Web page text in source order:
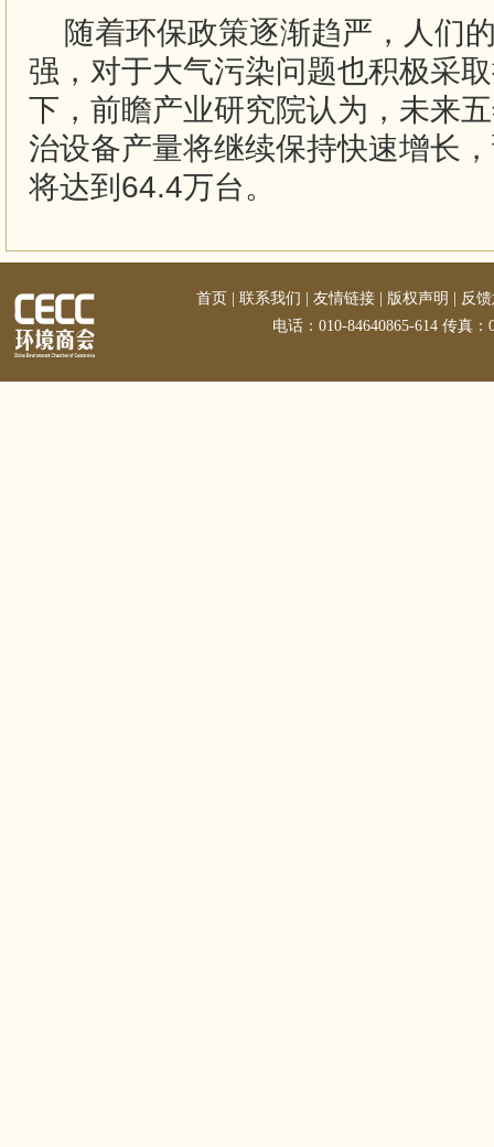
随着环保政策逐渐趋严，人们
强，对于大气污染问题也积极采
下，前瞻产业研究院认为，未来
治设备产量将继续保持快速增长
将达到64.4万台。
首页 联系我们 友情链接 版权声明
反
电话：010-84640865-614 传真